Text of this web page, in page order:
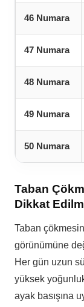
46 Numara
47 Numara
48 Numara
49 Numara
50 Numara
Taban
Dikkat
Taban
görünümüne
Her gün uzun
yüksek
ayak basışına